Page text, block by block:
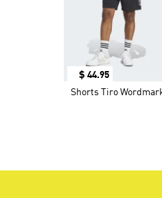
$ 44.95
Shorts Tiro